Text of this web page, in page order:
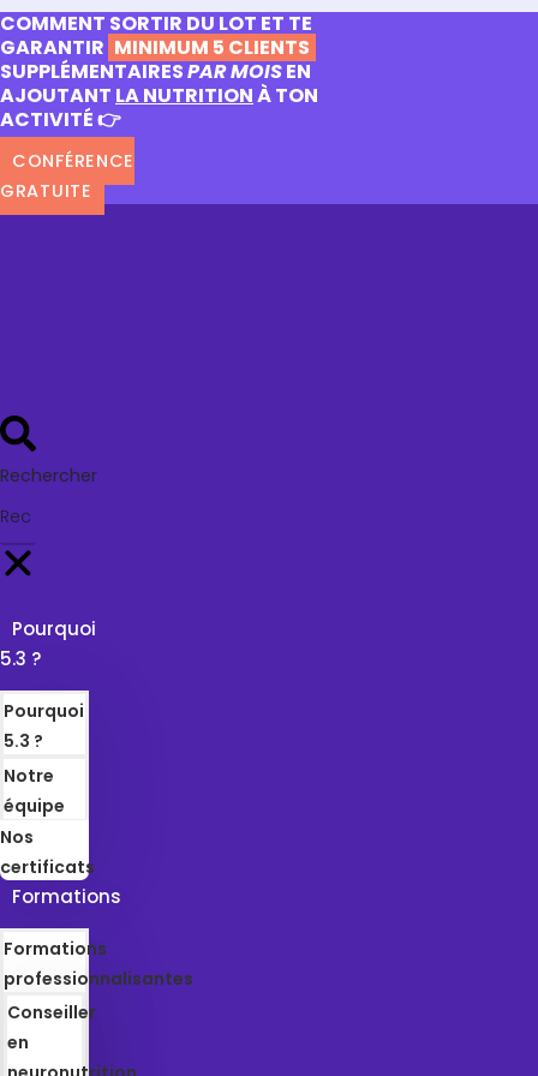
COMMENT SORTIR DU LOT ET TE
GARANTIR MINIMUM 5 CLIENTS
SUPPLÉMENTAIRESPAR MOISEN
AJOUTANT LA NUTRITIONÀ TON
ACTIVITÉ 👉
CONFÉRENCE
GRATUITE
Rechercher
Pourquoi
5.3 ?
Pourquoi
5.3 ?
Notre
équipe
Nos
certificats
Formations
Formations
professionnalisantes
Conseiller
en